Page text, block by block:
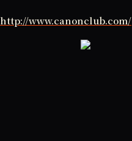
http://www.canonclub.com/